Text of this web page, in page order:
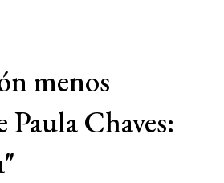
menos
Paula Chaves: